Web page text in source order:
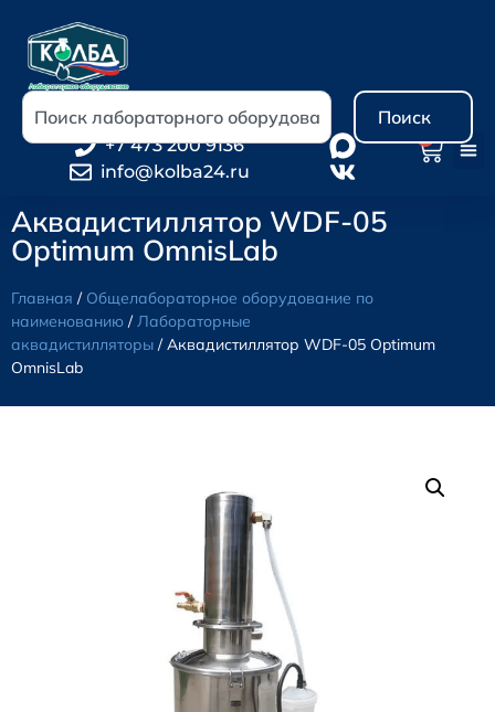
Поиск
+7 473 200 9136
info@kolba24.ru
Аквадистиллятор WDF-05
Optimum OmnisLab
Главная / Общелабораторное оборудование по
наименованию /Лабораторные
аквадистилляторы / Аквадистиллятор WDF-05 Optimum
OmnisLab